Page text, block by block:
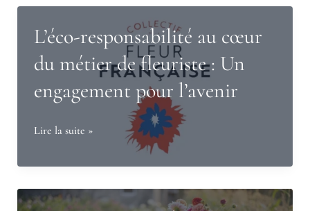
peuvent-
ils
contribuer
à
une
plus
L’éco-responsabilité au cœur
du métier de fleuriste : Un
engagement pour l’avenir
L’éco-
au
cœur
Lire la suite »